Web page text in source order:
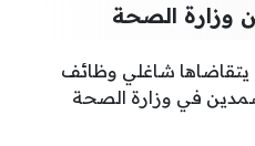
وزارة الصحة
يتقاضاها شاغلي وظائف
في وزارة الصحة